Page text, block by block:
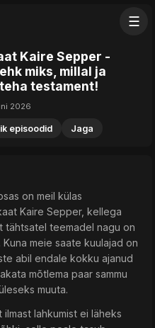
☰
Kaire Sepper -
miks, millal ja
testament!
2026
episoodid Jaga
on meil külas
Kaire Sepper, kellega
tähtsatel teemadel nagu on
meie saate kuulajad on
abil endale kokku ajanud
mõtlema paar sammu
muuta.
lahkumist ei läheks